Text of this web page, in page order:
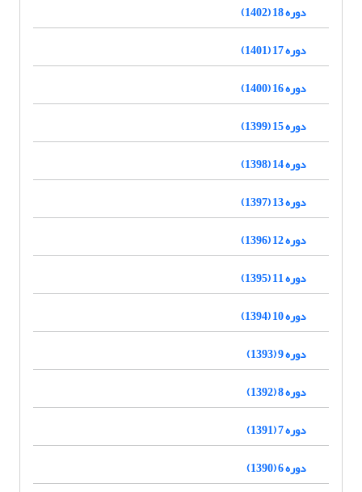
دوره 18 (1402)
دوره 17 (1401)
دوره 16 (1400)
دوره 15 (1399)
دوره 14 (1398)
دوره 13 (1397)
دوره 12 (1396)
دوره 11 (1395)
دوره 10 (1394)
دوره 9 (1393)
دوره 8 (1392)
دوره 7 (1391)
دوره 6 (1390)